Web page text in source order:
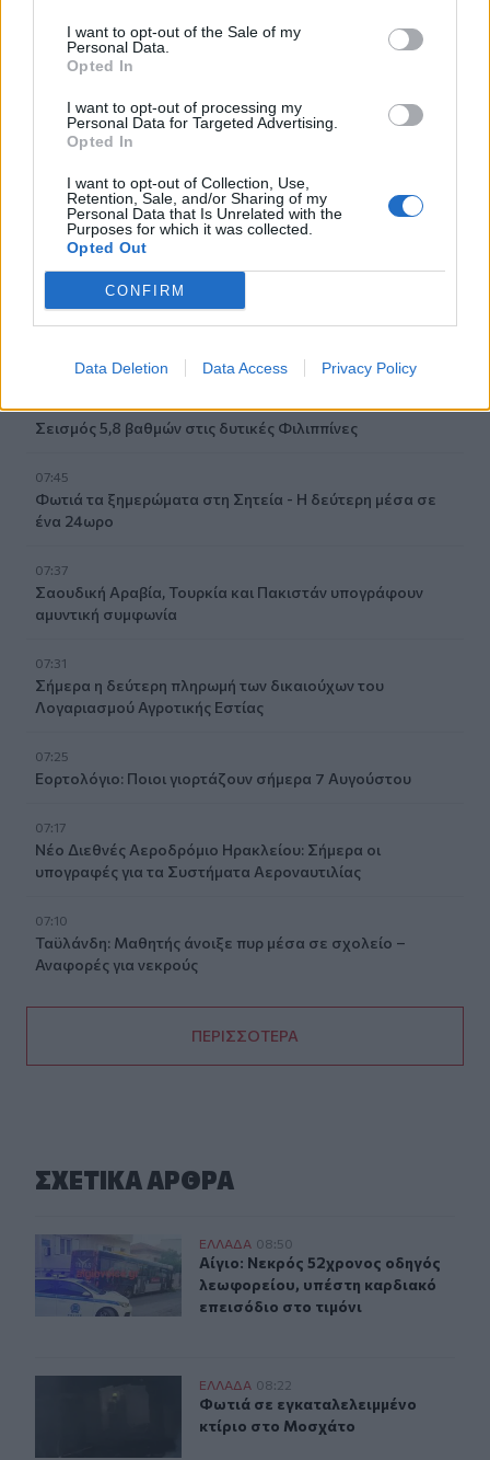
I want to opt-out of the Sale of my
Personal Data.
Opted In
I want to opt-out of processing my
Personal Data for Targeted Advertising.
Opted In
I want to opt-out of Collection, Use,
Retention, Sale, and/or Sharing of my
Personal Data that Is Unrelated with the
Purposes for which it was collected.
Opted Out
CONFIRM
Data Deletion Data Access Privacy Policy
Φωτιά σε εγκαταλελειμμένο κτίριο στο Μοσχάτο
ΟΦΗ: Αυτός πρέπει να είναι, καταρχήν, ο στόχος στο
Σούπερ Καπ
Πυρά σε λύκειο στην Ταϊλάνδη - Τουλάχιστον 2 νεκροί
08:06
Αρκαδική Εθελοθυσία
Τα πρωτοσέλιδα των εφημερίδων
07:52
Σεισμός 5,8 βαθμών στις δυτικές Φιλιππίνες
07:45
Φωτιά τα ξημερώματα στη Σητεία - Η δεύτερη μέσα σε
ένα 24ωρο
07:37
Σαουδική Αραβία, Τουρκία και Πακιστάν υπογράφουν
αμυντική συμφωνία
07:31
Σήμερα η δεύτερη πληρωμή των δικαιούχων του
Λογαριασμού Αγροτικής Εστίας
07:25
Εορτολόγιο: Ποιοι γιορτάζουν σήμερα 7 Αυγούστου
07:17
Νέο Διεθνές Αεροδρόμιο Ηρακλείου: Σήμερα οι
υπογραφές για τα Συστήματα Αεροναυτιλίας
07:10
Ταϋλάνδη: Μαθητής άνοιξε πυρ μέσα σε σχολείο –
Αναφορές για νεκρούς
ΠΕΡΙΣΣΟΤΕΡΑ
ΣΧΕΤΙΚA AΡΘΡΑ
Αίγιο: Νεκρός 52χρονος οδηγός λεωφορείου, υπέστη
ΕΛΛAΔΑ 08:50
Αίγιο: Νεκρός 52χρονος οδηγός
Αίγιο: Νεκρός 52χρονος οδηγός
λεωφορείου, υπέστη καρδιακό
επεισόδιο στο τιμόνι
Φωτιά σε εγκαταλελειμμένο κτίριο στο Μοσχάτο
ΕΛΛAΔΑ 08:22
Φωτιά σε εγκαταλελειμμένο
Φωτιά σε εγκαταλελειμμένο
κτίριο στο Μοσχάτο